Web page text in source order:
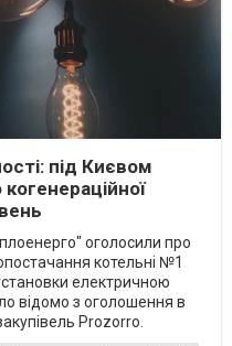
під Києвом
оголосили про
котельні №1
електричною
відомо з оголошення в
Prozorro.